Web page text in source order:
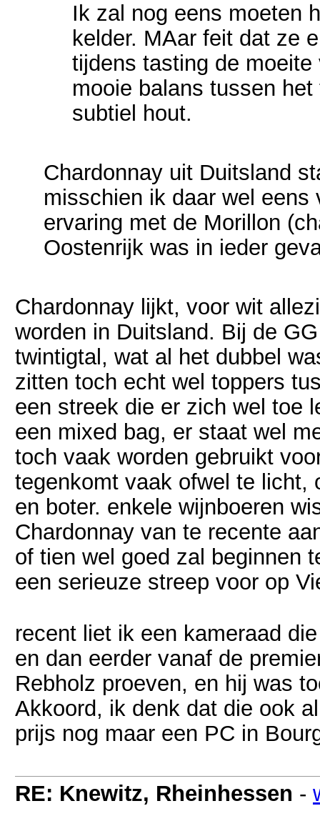
Ik zal nog eens moeten
kelder. MAar feit dat ze
tijdens tasting de
mooie balans tussen
subtiel hout.
Chardonnay uit Duitsland
misschien ik daar wel eens
ervaring met de Morillon
Oostenrijk was in ieder
Chardonnay lijkt, voor wit
worden in Duitsland. Bij de
twintigtal, wat al het dubbel
zitten toch echt wel toppers
een streek die er zich wel toe
een mixed bag, er staat wel
toch vaak worden gebruikt
tegenkomt vaak ofwel te licht,
en boter. enkele wijnboeren
Chardonnay van te recente
of tien wel goed zal beginnen
een serieuze streep voor op
recent liet ik een kameraad
en dan eerder vanaf de
Rebholz proeven, en hij was
Akkoord, ik denk dat die ook
prijs nog maar een PC in
RE: Knewitz, Rheinhessen -